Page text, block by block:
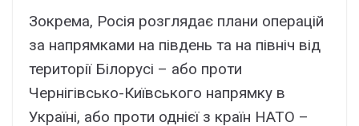
Зокрема, Росія розглядає плани операцій
за напрямками на південь та на північ від
території Білорусі – або проти
Чернігівсько-Київського напрямку в
Україні, або проти однієї з країн НАТО –